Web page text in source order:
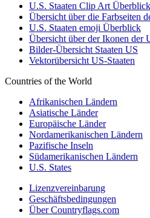
U.S. Staaten Clip Art Überblick
Übersicht über die Farbseiten
U.S. Staaten emoji Überblick
Übersicht über der Ikonen der
Bilder-Übersicht Staaten US
Vektorübersicht US-Staaten
Countries of the World
Afrikanischen Ländern
Asiatische Länder
Europäische Länder
Nordamerikanischen Ländern
Pazifische Inseln
Südamerikanischen Ländern
U.S. States
Lizenzvereinbarung
Geschäftsbedingungen
Über Countryflags.com